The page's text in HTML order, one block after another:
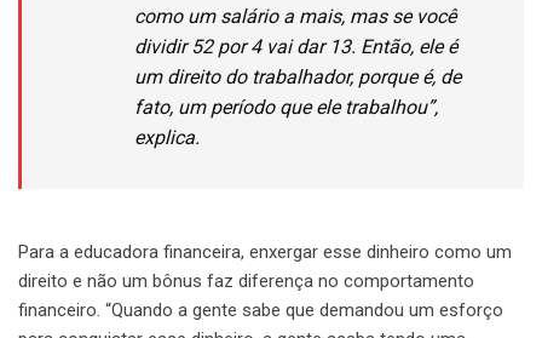
como um salário a mais, mas se você
dividir 52 por 4 vai dar 13. Então, ele é
um direito do trabalhador, porque é, de
fato, um período que ele trabalhou”,
explica.
Para a educadora financeira, enxergar esse dinheiro como um
direito e não um bônus faz diferença no comportamento
financeiro. “Quando a gente sabe que demandou um esforço